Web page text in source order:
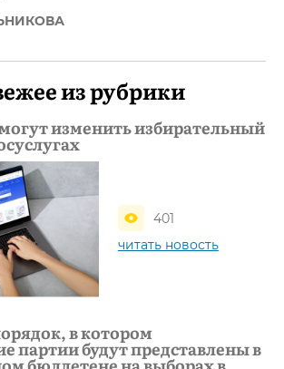
из рубрики
изменить избирательный
401
читать новость
в котором
партии будут представлены в